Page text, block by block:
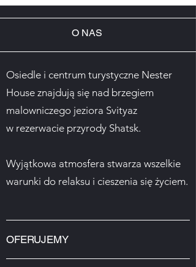
O NAS
Osiedle i centrum turystyczne Nester
House znajdują się nad brzegiem
malowniczego jeziora Svityaz
w rezerwacie przyrody Shatsk.
Wyjątkowa atmosfera stwarza wszelkie
warunki do relaksu i cieszenia się życiem.
OFERUJEMY